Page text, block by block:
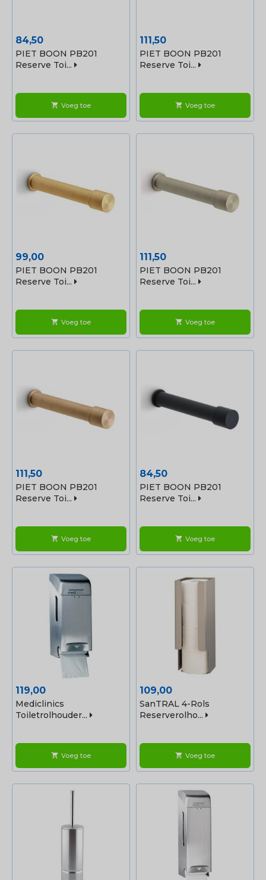
Prijs
84,50
PIET BOON PB201
Reserve Toi...
shopping_cart Voeg toe
Prijs
111,50
PIET BOON PB201
Reserve Toi...
shopping_cart Voeg toe
Prijs
99,00
PIET BOON PB201
Reserve Toi...
shopping_cart Voeg toe
Prijs
111,50
PIET BOON PB201
Reserve Toi...
shopping_cart Voeg toe
Prijs
111,50
PIET BOON PB201
Reserve Toi...
shopping_cart Voeg toe
Prijs
84,50
PIET BOON PB201
Reserve Toi...
shopping_cart Voeg toe
Prijs
119,00
Mediclinics
Toiletrolhouder...
shopping_cart Voeg toe
Prijs
109,00
SanTRAL 4-Rols
Reserverolho...
shopping_cart Voeg toe